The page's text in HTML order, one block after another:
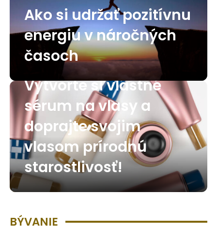
Ako si udržať pozitívnu
energiu v náročných
časoch
Vytvorte si vlastné
sérum na vlasy a
doprajte svojim
vlasom prírodnú
starostlivosť!
BÝVANIE